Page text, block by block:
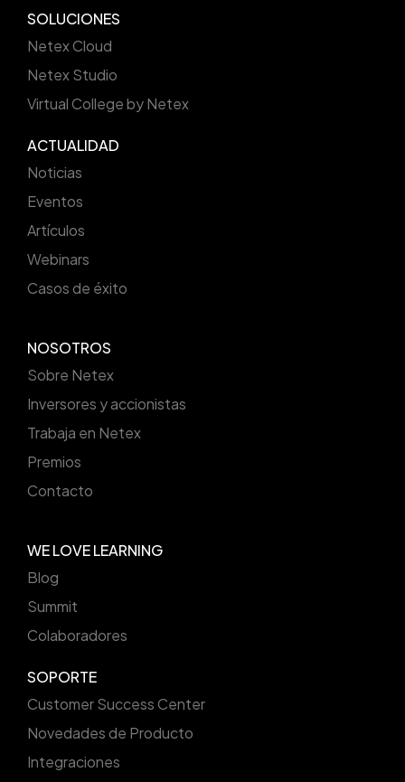
SOLUCIONES
Netex Cloud
Netex Studio
Virtual College by Netex
ACTUALIDAD
Noticias
Eventos
Artículos
Webinars
Casos de éxito
NOSOTROS
Sobre Netex
Inversores y accionistas
Trabaja en Netex
Premios
Contacto
WE LOVE LEARNING
Blog
Summit
Colaboradores
SOPORTE
Customer Success Center
Novedades de Producto
Integraciones